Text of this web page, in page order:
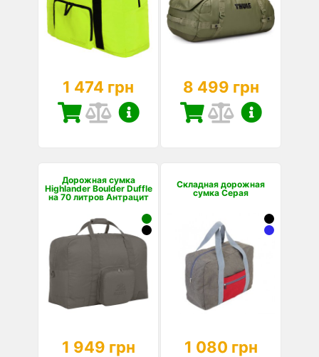
1 474 грн 8 499 грн
Дорожная сумка
Highlander Boulder Duffle
на 70 литров Антрацит
1 949 грн
Складная дорожная
сумка Серая
1 080 грн